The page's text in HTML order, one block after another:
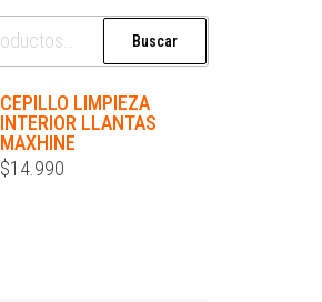
Buscar
CEPILLO LIMPIEZA
INTERIOR LLANTAS
MAXHINE
$14.990